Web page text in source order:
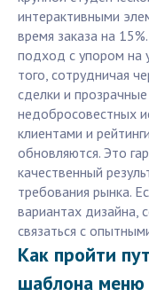
интерактивными
время заказа на
подход с упором на
того, сотрудничая
сделки и
недобросовестных
клиентами и
обновляются. Это
качественный
требования рынка.
вариантах дизайна,
связаться с
Как пройти
шаблона меню